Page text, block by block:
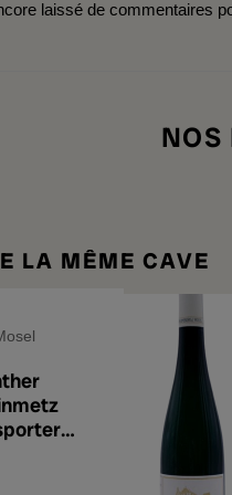
laissé de commentaires
NOS
LA MÊME CAVE